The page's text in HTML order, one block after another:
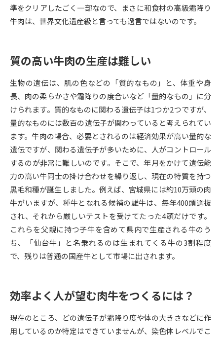
大学で学べる内容や特徴を調べる
集
データサイエンス特集 奨学金・特待生制度特集
デジタルパンフレット 進路の３択
新学年スタート号特集ページ
（高3生用）
新学年スタート号特集ページ
（高2生用）
SELFBRAND特集ページ
オープンキャンパスなどを調べる
オープンキャンパス検索 実施プログラムから探す
来場型・Web型イベント特集 夢ナビライブ
志望校・出願校を調べる
準をクリアしたごく一部なので、まさに和食材の高級霜降り
牛肉は、世界文化遺産級と言っても過言ではないのです。
質の高い牛肉の生産は難しい
生物の遺伝は、肌の色などの「質的なもの」と、体重や身
長、肉の柔らかさや霜降りの度合いなど「量的なもの」に分
けられます。質的なものに関わる遺伝子は1つか2つですが、
量的なものには数百の遺伝子が関わっていると考えられてい
ます。牛肉の場合、必要とされるのは経済効果が高い量的な
遺伝ですが、関わる遺伝子が多いために、人がコントロール
するのが非常に難しいのです。そこで、年月をかけて遺伝能
力の高い牛同士の掛け合わせを繰り返し、現在の特質を持つ
黒毛和種が誕生しました。例えば、宮城県には約10万頭の肉
牛がいますが、種牛となれる候補の雄牛は、毎年400頭選抜
され、それから厳しいテストを受けてたった4頭だけです。
これらを父親に持つ子牛を含めて県内で生産される牛のう
ち、「仙台牛」と名乗れるのは生まれてくる牛の3割程度
で、残りは普通の国産牛として市場に出されます。
効率よく人が望む肉牛をつくるには？
現在のところ、どの遺伝子が霜降り度や体の大きさなどに作
用しているのか特定はできていませんが、染色体レベルでこ